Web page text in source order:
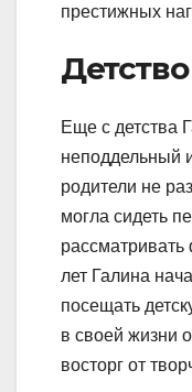
престижных
Еще с детства
неподдельный
родители не
могла сидеть
лет Галина
посещать
в своей жизни
восторг от